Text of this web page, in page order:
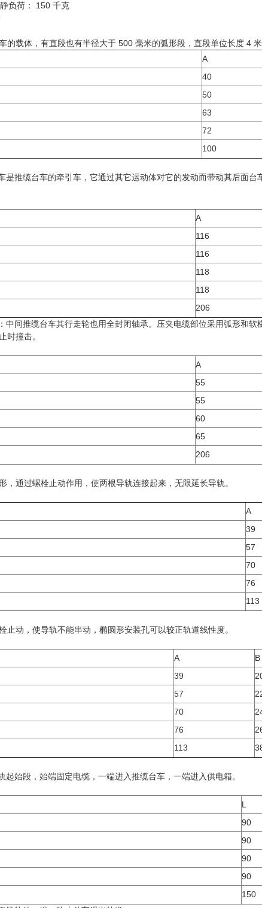
负荷： 150 千克
的载体，有直段也有半径大于 500 毫米的弧形段，直段单位长度 4
A
40
50
63
72
100
是推缆台车的牵引车，它通过其它运动体对它的发动而带动其后面
A
116
116
118
118
206
中间推缆台车其行走轮也用全封闭轴承。压夹电缆部位采用弧形和
时撞击。
A
55
55
60
65
206
，通过螺栓止动作用，使两根导轨连接起来，无限延长导轨。
A
39
57
70
76
113
止动，使导轨不能串动，椭圆形安装孔可以较正轨道线性度。
A B
39
57
70
76
113
起始段，始端固定电缆，一端进入推缆台车，一端进入供电箱。
L
90
90
90
90
150